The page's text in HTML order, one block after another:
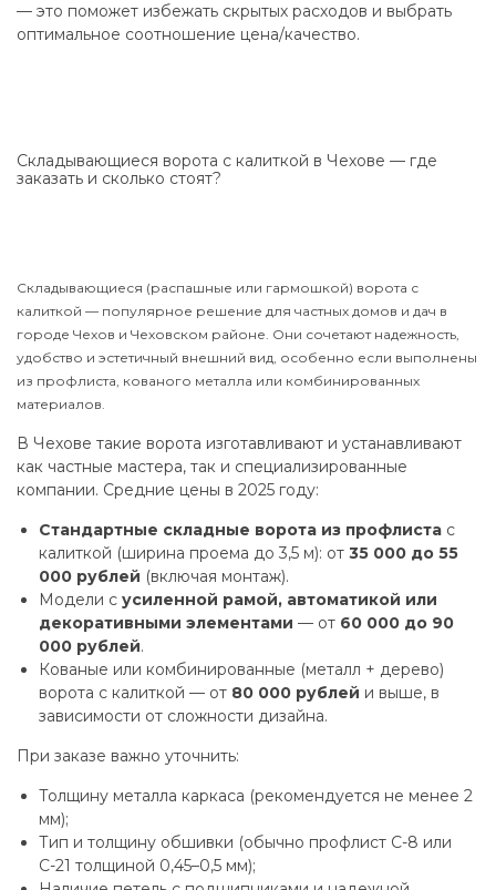
— это поможет избежать скрытых расходов и выбрать
оптимальное соотношение цена/качество.
Складывающиеся ворота с калиткой в Чехове — где
заказать и сколько стоят?
Складывающиеся (распашные или гармошкой) ворота с
калиткой — популярное решение для частных домов и дач в
городе Чехов и Чеховском районе. Они сочетают надежность,
удобство и эстетичный внешний вид, особенно если выполнены
из профлиста, кованого металла или комбинированных
материалов.
В Чехове такие ворота изготавливают и устанавливают
как частные мастера, так и специализированные
компании. Средние цены в 2025 году:
Стандартные складные ворота из профлиста с
калиткой (ширина проема до 3,5 м): от 35 000 до 55
000 рублей (включая монтаж).
Модели с усиленной рамой, автоматикой или
декоративными элементами — от 60 000 до 90
000 рублей.
Кованые или комбинированные (металл + дерево)
ворота с калиткой — от 80 000 рублей и выше, в
зависимости от сложности дизайна.
При заказе важно уточнить:
Толщину металла каркаса (рекомендуется не менее 2
мм);
Тип и толщину обшивки (обычно профлист С-8 или
С-21 толщиной 0,45–0,5 мм);